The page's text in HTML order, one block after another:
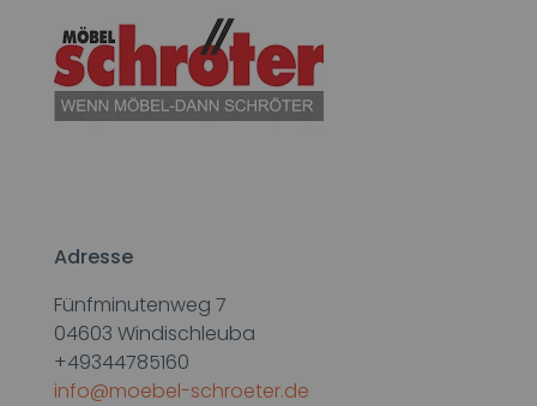
Adresse
Fünfminutenweg 7
04603 Windischleuba
+49344785160
info@moebel-schroeter.de